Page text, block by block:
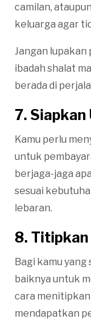
camilan,
keluarga agar
Jangan
ibadah shalat
berada di
7. Siapkan
Kamu perlu
untuk
berjaga-jaga
sesuai
lebaran.
8. Titipkan
Bagi kamu yang
baiknya untuk
cara
mendapatkan